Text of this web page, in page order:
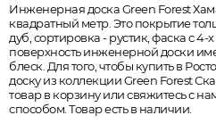
Инженерная доска Green Forest
квадратный метр. Это покрытие
дуб, сортировка - рустик, фаска с
поверхность инженерной доски
блеск. Для того, чтобы купить в
доску из коллекции Green Forest
товар в корзину или свяжитесь с
способом. Товар есть в наличии.